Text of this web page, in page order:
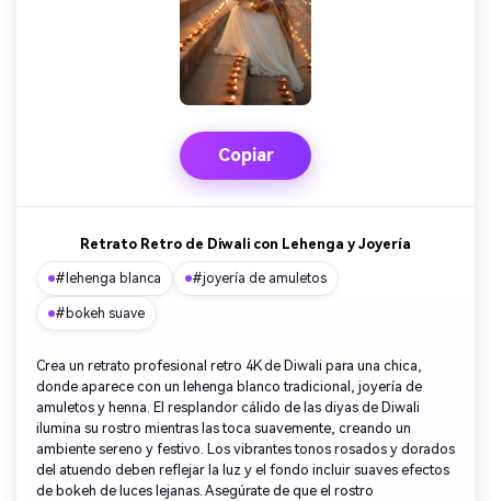
Copiar
Retrato Retro de Diwali con Lehenga y Joyería
#lehenga blanca #joyería de amuletos
#bokeh suave
Crea un retrato profesional retro 4K de Diwali para una chica,
donde aparece con un lehenga blanco tradicional, joyería de
amuletos y henna. El resplandor cálido de las diyas de Diwali
ilumina su rostro mientras las toca suavemente, creando un
ambiente sereno y festivo. Los vibrantes tonos rosados y dorados
del atuendo deben reflejar la luz y el fondo incluir suaves efectos
de bokeh de luces lejanas. Asegúrate de que el rostro